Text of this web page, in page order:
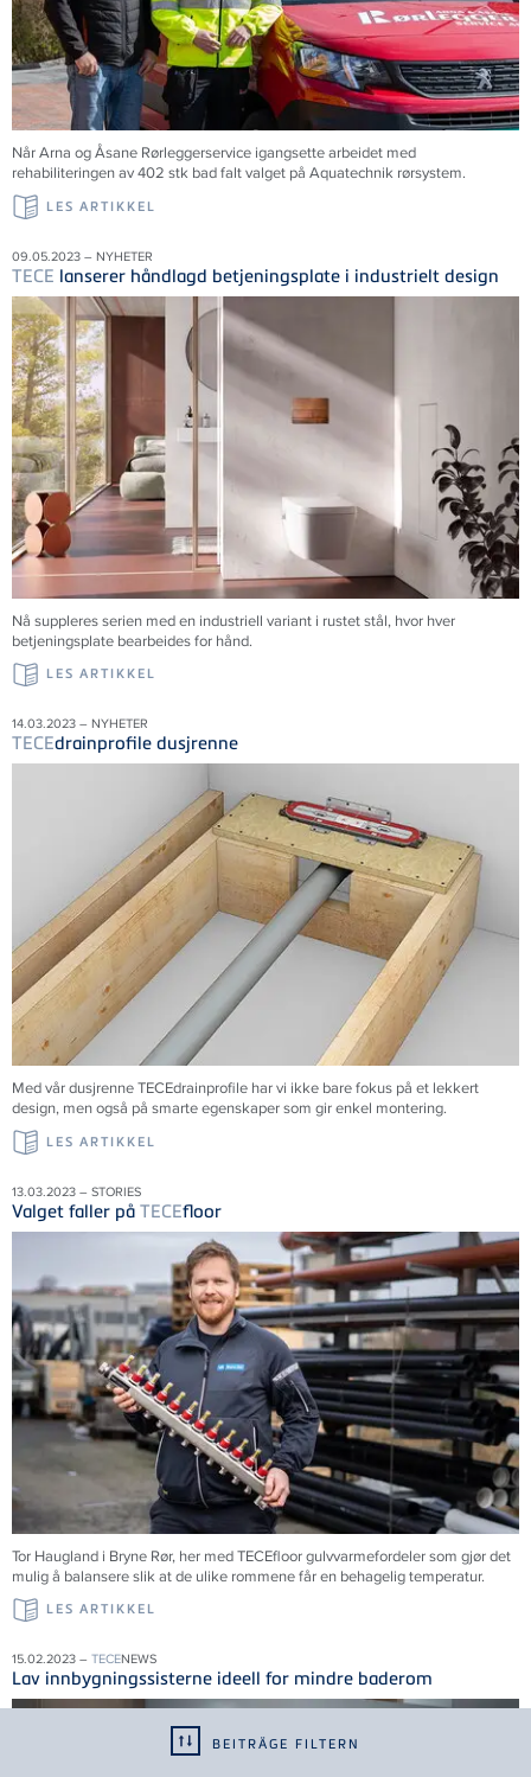
BEITRÄGE FILTERN
Når Arna og Åsane Rørleggerservice igangsette arbeidet med
rehabiliteringen av 402 stk bad falt valget på Aquatechnik rørsystem.
LES ARTIKKEL
09.05.2023 – NYHETER
TECE lanserer håndlagd betjeningsplate i industrielt design
Nå suppleres serien med en industriell variant i rustet stål, hvor hver
betjeningsplate bearbeides for hånd.
LES ARTIKKEL
14.03.2023 – NYHETER
TECEdrainprofile dusjrenne
Med vår dusjrenneTECEdrainprofile har vi ikke bare fokus på et lekkert
design, men også på smarte egenskaper som gir enkel montering.
LES ARTIKKEL
13.03.2023 – STORIES
Valget faller på TECEfloor
Tor Haugland i Bryne Rør, her med TECEfloor gulvvarmefordeler som gjør det
mulig å balansere slik at de ulike rommene får en behagelig temperatur.
LES ARTIKKEL
15.02.2023 – TECENEWS
Lav innbygningssisterne ideell for mindre baderom